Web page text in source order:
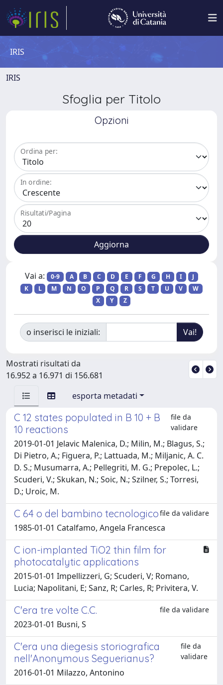
IRIS
IRIS
Sfoglia per Titolo
Opzioni
Ordina per:
In ordine:
Risultati/Pagina
Vai a: 0-9 A B C D E F G H I
J
K
L M N O P Q R S T U V
W
X
Y Z
o inserisci le iniziali:
Mostrati risultati da
16.952 a 16.971 di 156.681
esporta metadati
C 12 states populated in B 10 + B
10 reactions
file da
validare
2019-01-01 Jelavic Malenica, D.; Milin, M.; Blagus, S.;
Di Pietro, A.; Figuera, P.; Lattuada, M.; Miljanic, A. C.
D. S.; Musumarra, A.; Pellegriti, M. G.; Prepolec, L.;
Scuderi, V.; Skukan, N.; Soic, N.; Szilner, S.; Torresi,
D.; Uroic, M.
C 64 o del bambino tecnologicofile da validare
1985-01-01 Catalfamo, Angela Francesca
C ion-implanted TiO2 thin film for
photocatalytic applications
2015-01-01 Impellizzeri, G; Scuderi, V; Romano,
Lucia; Napolitani, E; Sanz, R; Carles, R; Privitera, V.
C'era tre volte C.C. file da validare
2023-01-01 Busni, S
C'era una diegesis storiografica
nell'Anonymous Seguerianus?
file da
validare
2016-01-01 Milazzo, Antonino